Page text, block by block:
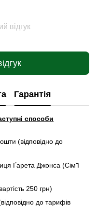
відгук
Гарантія
способи
(відповідно до
Ґарета Джонса (Сім'ї
250 грн)
до тарифів